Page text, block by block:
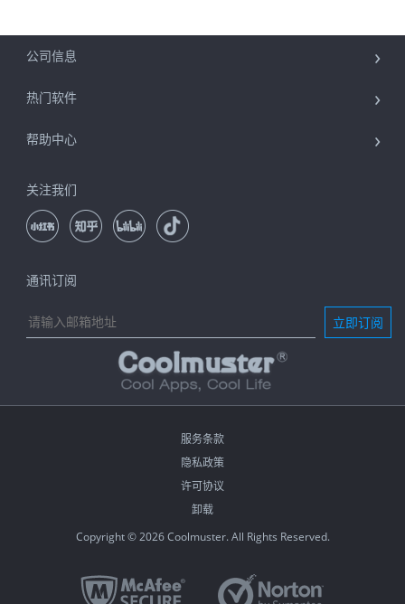
公司信息
热门软件
帮助中心
关注我们
通讯订阅
立即订阅
服务条款
隐私政策
许可协议
卸载
Copyright © 2026 Coolmuster. All Rights Reserved.